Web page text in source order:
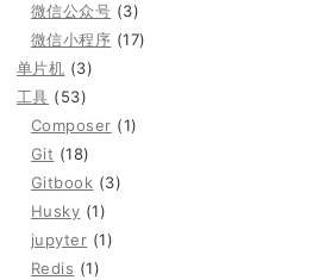
微信公众号 (3)
微信小程序 (17)
单片机 (3)
工具 (53)
Composer (1)
Git (18)
Gitbook (3)
Husky (1)
jupyter (1)
Redis (1)